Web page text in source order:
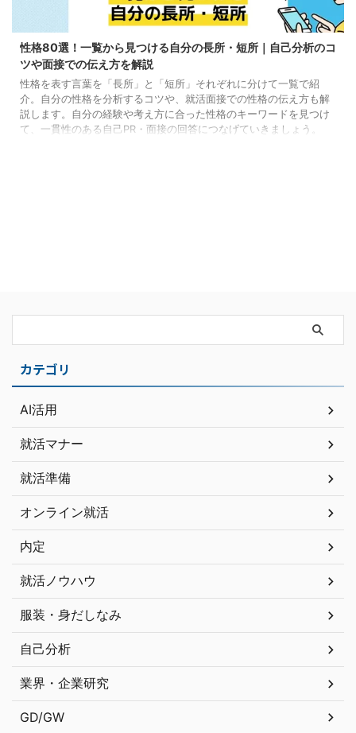
性格80選！一覧から見つける自分の長所・短所｜自己分析のコ
ツや面接での伝え方を解説
性格を表す言葉を「長所」と「短所」それぞれに分けて一覧で紹
介。自分の性格を分析するコツや、就活面接での性格の伝え方も解
説します。自分の経験や考え方に合った性格のキーワードを見つけ
て、一貫性のある自己PR・面接の回答につなげていきましょう。
カテゴリ
AI活用
就活マナー
就活準備
オンライン就活
内定
就活ノウハウ
服装・身だしなみ
自己分析
業界・企業研究
GD/GW